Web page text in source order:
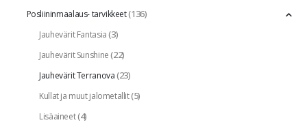
Posliininmaalaus- tarvikkeet(136)
Jauhevärit Fantasia(3)
Jauhevärit Sunshine(22)
Jauhevärit Terranova(23)
Kullat ja muut jalometallit(5)
Lisäaineet(4)